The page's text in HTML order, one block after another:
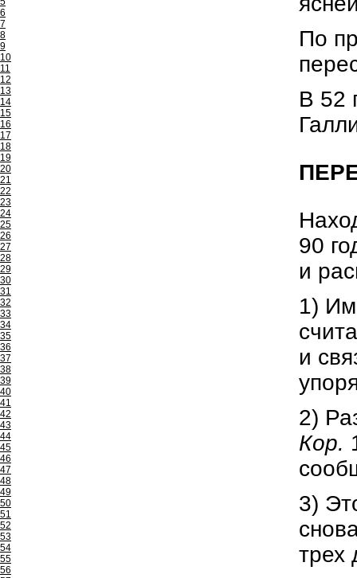
6
7
8
9
10
11
12
13
14
15
16
17
18
19
20
21
22
23
24
25
26
27
28
29
30
31
32
33
34
35
36
37
38
39
40
41
42
43
44
45
46
47
48
49
50
51
52
53
54
55
56
По
В 52
90
и
1)
и
2)
Кор.
3)
трех